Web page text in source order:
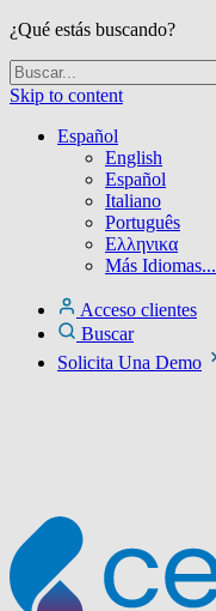
¿Qué estás buscando?
Skip to content
Español
English
Español
Italiano
Português
Ελληνικα
Más Idiomas...
Acceso clientes
Buscar
Solicita Una Demo